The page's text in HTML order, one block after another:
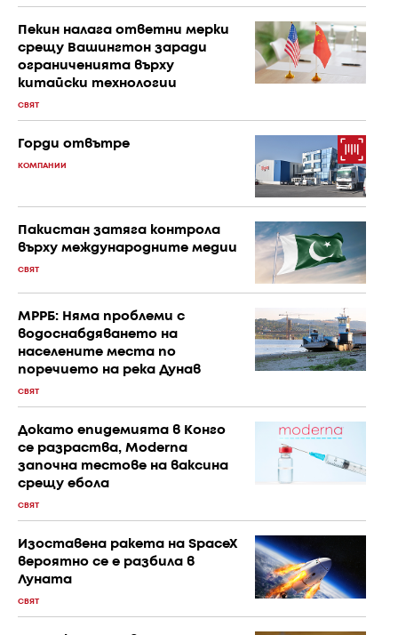
Пекин налага ответни мерки
срещу Вашингтон заради
ограниченията върху
китайски технологии
СВЯТ
Горди отвътре
КОМПАНИИ
Пакистан затяга контрола
върху международните медии
СВЯТ
МРРБ: Няма проблеми с
водоснабдяването на
населените места по
поречието на река Дунав
СВЯТ
Докато епидемията в Конго
се разраства, Moderna
започна тестове на ваксина
срещу ебола
СВЯТ
Изоставена ракета на SpaceX
вероятно се е разбила в
Луната
СВЯТ